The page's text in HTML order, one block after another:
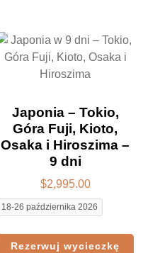
Japonia – Tokio,
Góra Fuji, Kioto,
Osaka i Hiroszima –
9 dni
$2,995.00
18-26 października 2026
Rezerwuj wycieczkę